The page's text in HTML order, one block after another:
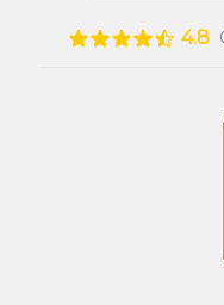
4.8